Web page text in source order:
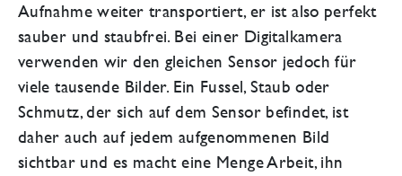
Aufnahme weiter transportiert, er ist also perfekt
sauber und staubfrei. Bei einer Digitalkamera
verwenden wir den gleichen Sensor jedoch für
viele tausende Bilder. Ein Fussel, Staub oder
Schmutz, der sich auf dem Sensor befindet, ist
daher auch auf jedem aufgenommenen Bild
sichtbar und es macht eine Menge Arbeit, ihn